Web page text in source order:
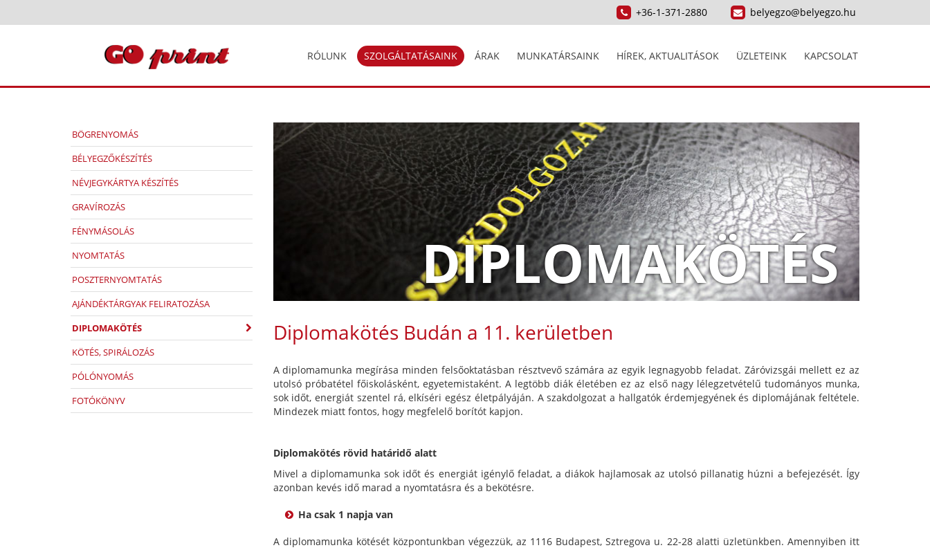
+36-1-371-2880 belyegzo@belyegzo.hu
RÓLUNK SZOLGÁLTATÁSAINK ÁRAK MUNKATÁRSAINK HÍREK, AKTUALITÁSOK ÜZLETEINK KAPCSOLAT
BÖGRENYOMÁS
BÉLYEGZŐKÉSZÍTÉS
NÉVJEGYKÁRTYA KÉSZÍTÉS
GRAVÍROZÁS
FÉNYMÁSOLÁS
NYOMTATÁS
POSZTERNYOMTATÁS
AJÁNDÉKTÁRGYAK FELIRATOZÁSA
DIPLOMAKÖTÉS
KÖTÉS, SPIRÁLOZÁS
PÓLÓNYOMÁS
FOTÓKÖNYV
DIPLOMAKÖTÉS
Diplomakötés Budán a 11. kerületben
A diplomamunka megírása minden felsőoktatásban résztvevő számára az egyik legnagyobb feladat. Záróvizsgái mellett ez az
utolsó próbatétel főiskolásként, egyetemistaként. A legtöbb diák életében ez az első nagy lélegzetvételű tudományos munka,
sok időt, energiát szentel rá, elkíséri egész életpályáján. A szakdolgozat a hallgatók érdemjegyének és diplomájának feltétele.
Mindezek miatt fontos, hogy megfelelő borítót kapjon.
Diplomakötés rövid határidő alatt
Mivel a diplomamunka sok időt és energiát igénylő feladat, a diákok hajlamosak az utolsó pillanatig húzni a befejezését. Így
azonban kevés idő marad a nyomtatásra és a bekötésre.
Ha csak 1 napja van
A diplomamunka kötését központunkban végezzük, az 1116 Budapest, Sztregova u. 22-28 alatti üzletünkben. Amennyiben itt